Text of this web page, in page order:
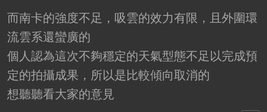
而南卡的強度不足，吸雲的效力有限，且外圍環
流雲系還蠻廣的
個人認為這次不夠穩定的天氣型態不足以完成預
定的拍攝成果，所以是比較傾向取消的
想聽聽看大家的意見